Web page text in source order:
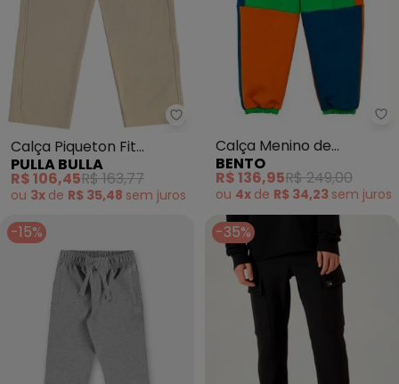
Pulla Bulla - Calça Piqueton Fit
Calça Piqueton Fit
(Verde)
PULLA BULLA
R$ 106,45R$ 163,77
ou 3x de R$ 35,48 sem juros
Calça Menino de
Moletom Color Blocking
(Verde)
BENTO
R$ 136,95R$ 249,00
ou 4x de R$ 34,23 sem juros
-15% -35%